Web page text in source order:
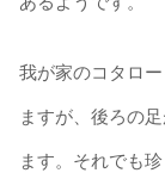
我が家のコタロ
ますが、後ろの
ます。それでも